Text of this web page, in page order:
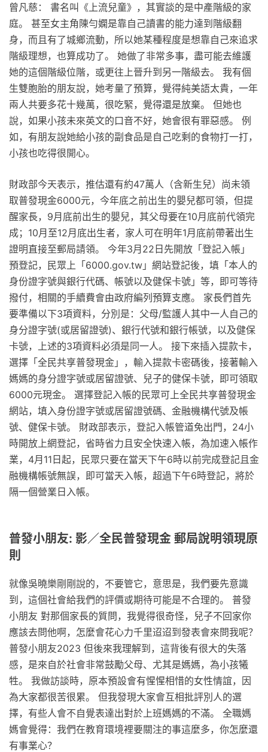
曾凡慈： 書名叫《上流兒童》，其實談的是中產階級的家
庭。 甚至女主角陳勻嫻是靠自己讀書的能力達到階級翻
身，而且有了城鄉流動，所以她某種程度是想靠自己來追求
階級理想，也算成功了。 她做了非常多事，盡可能去維護
她的這個階級位階，或更往上晉升到另一階級去。 我有個
生雙胞胎的朋友說，她考量了預算，覺得純美語太貴，一年
兩人共要多花十幾萬，很吃緊，覺得還是放棄。 但她也
說，如果小孩未來英文的口音不好，她會很有罪惡感。 例
如，有朋友說她給小孩的副食品是自己吃剩的食物打一打，
小孩也吃得很開心。
財政部今天表示，推估還有約47萬人（含新生兒）尚未領
取普發現金6000元，今年底之前出生的嬰兒都可領，但提
醒家長，9月底前出生的嬰兒，其父母要在10月底前代領完
成；10月至12月底出生者，家人可在明年1月底前帶著出生
證明直接至郵局請領。 今年3月22日先開放「登記入帳」
預登記，民眾上「6000.gov.tw」網站登記後，填「本人的
身份證字號與銀行代碼、帳號以及健保卡號」等，即可等待
撥付，相關的手續費會由政府編列預算支應。 ​家長們首先
要準備以下3項資料，分別是：父母/監護人其中一人自己的
身分證字號(或居留證號)、銀行代號和銀行帳號，以及健保
卡號，上述的3項資料必須是同一人。 接下來插入提款卡，
選擇「全民共享普發現金」，輸入提款卡密碼後，接著輸入
媽媽的身分證字號或居留證號、兒子的健保卡號，即可領取
6000元現金。 選擇登記入帳的民眾可上全民共享普發現金
網站，填入身份證字號或居留證號碼、金融機構代號及帳
號、健保卡號。 財政部表示，登記入帳管道免出門，24小
時開放上網登記，省時省力且安全快速入帳，為加速入帳作
業，4月11日起，民眾只要在當天下午6時以前完成登記且金
融機構帳號無誤，即可當天入帳，超過下午6時登記，將於
隔一個營業日入帳。
普發小朋友: 影／全民普發現金 郵局說明領現原
則
就像吳曉樂剛剛說的，不要管它，意思是，我們要先意識
到，這個社會給我們的評價或期待可能是不合理的。 普發
小朋友 對那個家長的質問，我覺得很奇怪，兒子不回家你
應該去問他啊，怎麼會花心力千里迢迢到發表會來問我呢？
普發小朋友2023 但後來我理解到，這背後有很大的失落
感，是來自於社會非常鼓勵父母、尤其是媽媽，為小孩犧
牲。 我做訪談時，原本預設會有惺惺相惜的女性情誼，因
為大家都很苦很累。 但我發現大家會互相批評別人的選
擇，有些人會不自覺表達出對於上班媽媽的不滿。 全職媽
媽會覺得：我們在教育環境裡要關注的事這麼多，你怎麼還
有事業心？